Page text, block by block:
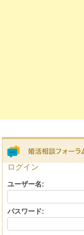
ログイン
ユーザー名:
パスワード: